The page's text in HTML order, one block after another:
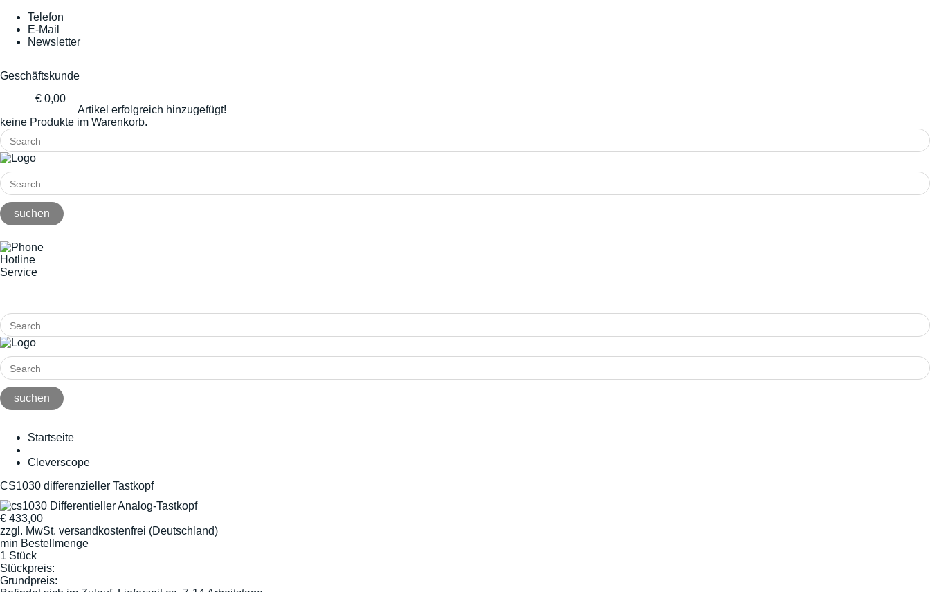
Telefon
E-Mail
Newsletter
Geschäftskunde
€ 0,00
Artikel erfolgreich hinzugefügt!
keine Produkte im Warenkorb.
Hotline
Service
Startseite
Cleverscope
CS1030 differenzieller Tastkopf
€ 433,00
zzgl. MwSt. versandkostenfrei (Deutschland)
min Bestellmenge
1 Stück
Stückpreis:
Grundpreis: